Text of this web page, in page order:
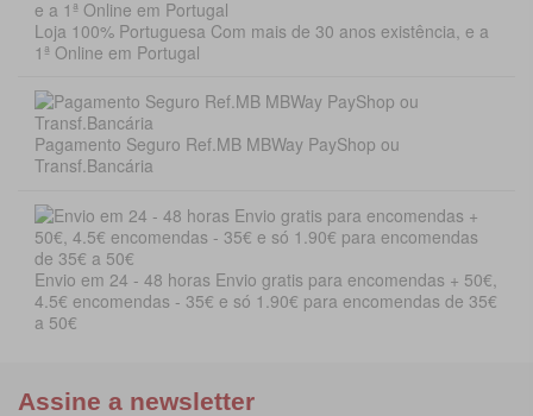
Loja 100% Portuguesa Com mais de 30 anos existência, e a
1ª Online em Portugal
Pagamento Seguro Ref.MB MBWay PayShop ou
Transf.Bancária
Envio em 24 - 48 horas Envio gratis para encomendas + 50€,
4.5€ encomendas - 35€ e só 1.90€ para encomendas de 35€
a 50€
Assine a newsletter